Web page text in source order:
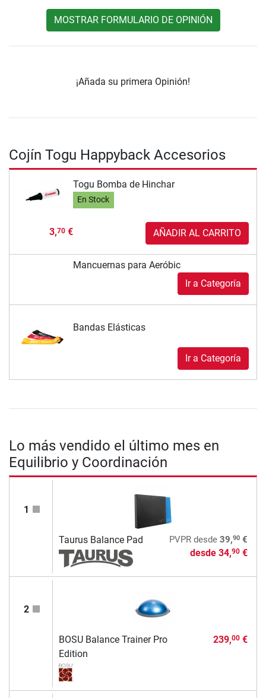
MOSTRAR FORMULARIO DE OPINIÓN
¡Añada su primera Opinión!
Cojín Togu Happyback Accesorios
Togu Bomba de Hinchar
En Stock
3,70€ AÑADIR AL CARRITO
Mancuernas para Aeróbic
Ir a Categoría
Bandas Elásticas
Ir a Categoría
Lo más vendido el último mes en
Equilibrio y Coordinación
1
Taurus Balance Pad PVPRdesde 39,90€
desde 34,90€
2
BOSU Balance Trainer Pro
Edition
239,00€